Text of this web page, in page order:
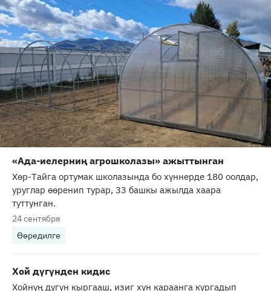
«Ада-иелерниң агрошколазы» ажыттынган
Хөр-Тайга ортумак школазында бо хүннерде 180 оолдар,
уруглар өөренип турар, 33 башкы ажылда хаара
туттунган.
24 сентября
Өөредилге
Хой дүгүнден кидис
Хойнуң дүгүн кыргааш, изиг хүн караанга кургадып